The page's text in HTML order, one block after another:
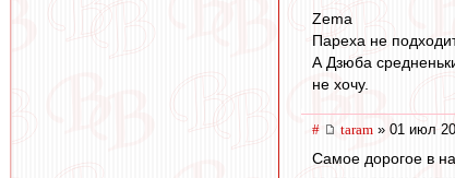
Zema
Пареха не
А Дзюба
не хочу.
# taram » 01 июл
Самое дорогое в